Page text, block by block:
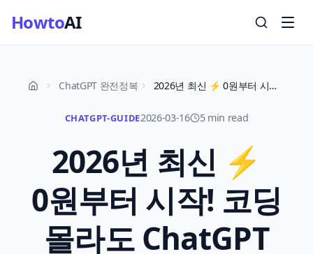
HowtoAI
ChatGPT 완전정복 2026년 최신 ⚡ 0원부터 시작! 코딩 몰라도 ChatGPT API로 보고서 요약 10배 빠르게 끝내는 완벽 수익화 가이드 (실전 노하우)
CHATGPT-GUIDE2026-03-16 5 min read
2026년 최신 ⚡
0원부터 시작! 코딩
몰라도 ChatGPT